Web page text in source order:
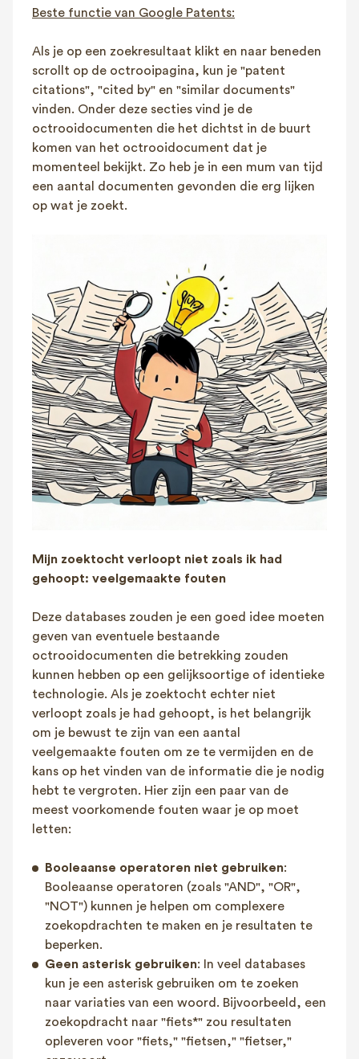
Beste functie van Google Patents:
Als je op een zoekresultaat klikt en naar beneden
scrollt op de octrooipagina, kun je "patent
citations", "cited by" en "similar documents"
vinden. Onder deze secties vind je de
octrooidocumenten die het dichtst in de buurt
komen van het octrooidocument dat je
momenteel bekijkt. Zo heb je in een mum van tijd
een aantal documenten gevonden die erg lijken
op wat je zoekt.
Mijn zoektocht verloopt niet zoals ik had
gehoopt: veelgemaakte fouten
Deze databases zouden je een goed idee moeten
geven van eventuele bestaande
octrooidocumenten die betrekking zouden
kunnen hebben op een gelijksoortige of identieke
technologie. Als je zoektocht echter niet
verloopt zoals je had gehoopt, is het belangrijk
om je bewust te zijn van een aantal
veelgemaakte fouten om ze te vermijden en de
kans op het vinden van de informatie die je nodig
hebt te vergroten. Hier zijn een paar van de
meest voorkomende fouten waar je op moet
letten:
Booleaanse operatoren niet gebruiken:
Booleaanse operatoren (zoals "AND", "OR",
"NOT") kunnen je helpen om complexere
zoekopdrachten te maken en je resultaten te
beperken.
Geen asterisk gebruiken: In veel databases
kun je een asterisk gebruiken om te zoeken
naar variaties van een woord. Bijvoorbeeld, een
zoekopdracht naar "fiets*" zou resultaten
opleveren voor "fiets," "fietsen," "fietser,"